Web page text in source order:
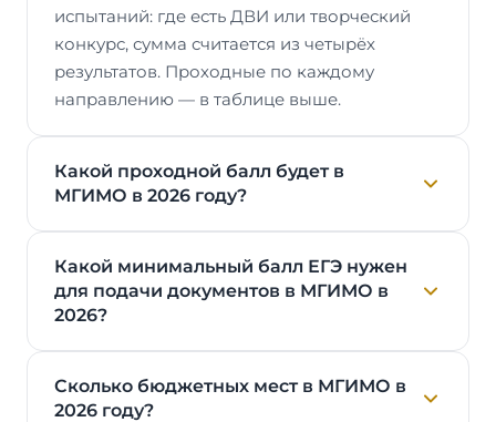
испытаний: где есть ДВИ или творческий
конкурс, сумма считается из четырёх
результатов. Проходные по каждому
направлению — в таблице выше.
Какой проходной балл будет в
МГИМО в 2026 году?
Какой минимальный балл ЕГЭ нужен
для подачи документов в МГИМО в
2026?
Сколько бюджетных мест в МГИМО в
2026 году?